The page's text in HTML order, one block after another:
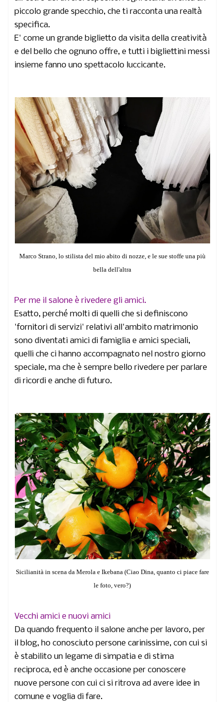
piccolo grande specchio, che ti racconta una realtà
specifica.
E' come un grande biglietto da visita della creatività
e del bello che ognuno offre, e tutti i bigliettini messi
insieme fanno uno spettacolo luccicante.
Marco Strano, lo stilista del mio abito di nozze, e le sue stoffe una più
bella dell'altra
Per me il salone è rivedere gli amici.
Esatto, perché molti di quelli che si definiscono
'fornitori di servizi' relativi all'ambito matrimonio
sono diventati amici di famiglia e amici speciali,
quelli che ci hanno accompagnato nel nostro giorno
speciale, ma che è sempre bello rivedere per parlare
di ricordi e anche di futuro.
Sicilianità in scena da Merola e Ikebana (Ciao Dina, quanto ci piace fare
le foto, vero?)
Vecchi amici e nuovi amici
Da quando frequento il salone anche per lavoro, per
il blog, ho conosciuto persone carinissime, con cui si
è stabilito un legame di simpatia e di stima
reciproca, ed è anche occasione per conoscere
nuove persone con cui ci si ritrova ad avere idee in
comune e voglia di fare.